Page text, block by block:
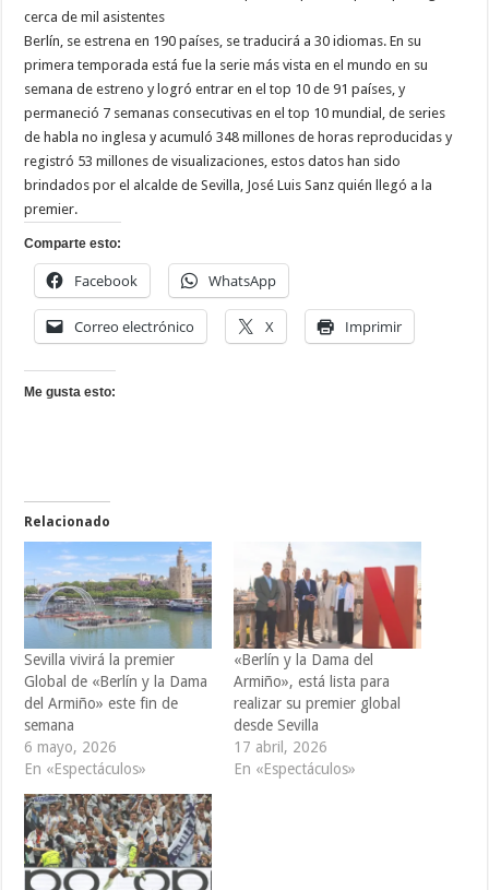
cerca de mil asistentes
Berlín, se estrena en 190 países, se traducirá a 30 idiomas. En su
primera temporada está fue la serie más vista en el mundo en su
semana de estreno y logró entrar en el top 10 de 91 países, y
permaneció 7 semanas consecutivas en el top 10 mundial, de series
de habla no inglesa y acumuló 348 millones de horas reproducidas y
registró 53 millones de visualizaciones, estos datos han sido
brindados por el alcalde de Sevilla, José Luis Sanz quién llegó a la
premier.
Comparte esto:
Facebook WhatsApp
Correo electrónico X Imprimir
Me gusta esto:
Relacionado
Sevilla vivirá la premier
Global de «Berlín y la Dama
del Armiño» este fin de
semana
6 mayo, 2026
En «Espectáculos»
«Berlín y la Dama del
Armiño», está lista para
realizar su premier global
desde Sevilla
17 abril, 2026
En «Espectáculos»